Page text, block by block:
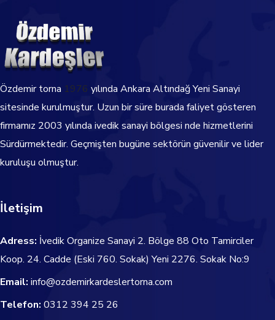
Özdemir torna 1976 yılında Ankara Altındağ Yeni Sanayi
sitesinde kurulmuştur. Uzun bir süre burada faliyet gösteren
firmamız 2003 yılında ivedik sanayi bölgesi nde hizmetlerini
Sürdürmektedir. Geçmişten bugüne sektörün güvenilir ve lider
kuruluşu olmuştur.
İletişim
Adress: İvedik Organize Sanayi 2. Bölge 88 Oto Tamirciler
Koop. 24. Cadde (Eski 760. Sokak) Yeni 2276. Sokak No:9
Email: info@ozdemirkardeslertorna.com
Telefon: 0312 394 25 26